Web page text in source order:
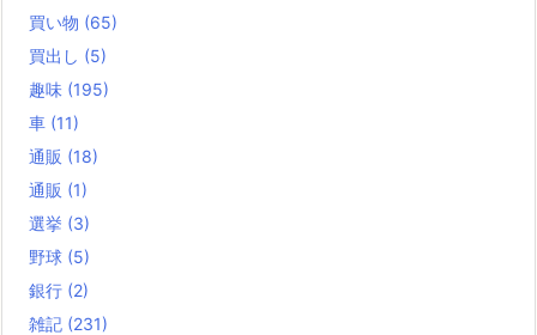
買い物 (65)
買出し (5)
趣味 (195)
車 (11)
通販 (18)
通販 (1)
選挙 (3)
野球 (5)
銀行 (2)
雑記 (231)